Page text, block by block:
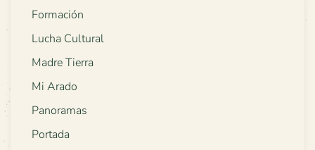
Formación
Lucha Cultural
Madre Tierra
Mi Arado
Panoramas
Portada